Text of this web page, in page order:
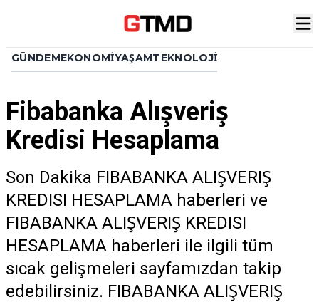
GÜNDEMEKONOMIYAŞAMTEKNOLOJI
Fibabanka Alışveriş
Kredisi Hesaplama
Son Dakika FIBABANKA ALIŞVERIŞ
KREDISI HESAPLAMA haberleri ve
FIBABANKA ALIŞVERIŞ KREDISI
HESAPLAMA haberleri ile ilgili tüm
sıcak gelişmeleri sayfamızdan takip
edebilirsiniz. FIBABANKA ALIŞVERIŞ